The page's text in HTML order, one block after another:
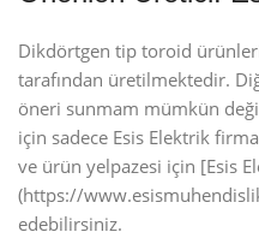
Dikdörtgen tip toroid
tarafından üretilmektedir.
öneri sunmam mümkün
için sadece Esis Elektrik
ve ürün yelpazesi için [Esis
(https://
edebilirsiniz.